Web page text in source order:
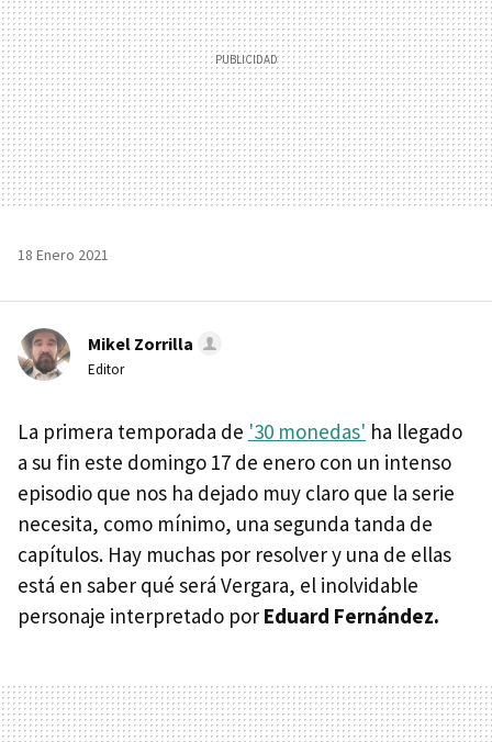
18 Enero 2021
Mikel Zorrilla
Editor
La primera temporada de '30 monedas' ha llegado
a su fin este domingo 17 de enero con un intenso
episodio que nos ha dejado muy claro que la serie
necesita, como mínimo, una segunda tanda de
capítulos. Hay muchas por resolver y una de ellas
está en saber qué será Vergara, el inolvidable
personaje interpretado por Eduard Fernández.